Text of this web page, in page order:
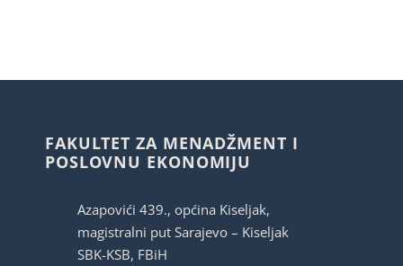
FAKULTET ZA MENADŽMENT I
POSLOVNU EKONOMIJU
Azapovići 439., općina Kiseljak,
magistralni put Sarajevo – Kiseljak
SBK-KSB, FBiH